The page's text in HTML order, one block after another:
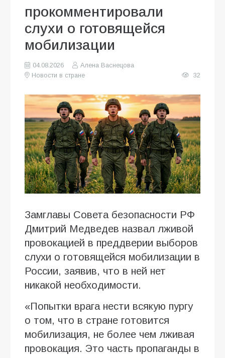
прокомментировали
слухи о готовящейся
мобилизации
04.08.2026
Алена Васнецова
Новости в стране
32
Замглавы Совета безопасности РФ
Дмитрий Медведев назвал лживой
провокацией в преддверии выборов
слухи о готовящейся мобилизации в
России, заявив, что в ней нет
никакой необходимости.
«Попытки врага нести всякую пургу
о том, что в стране готовится
мобилизация, не более чем лживая
провокация. Это часть пропаганды в